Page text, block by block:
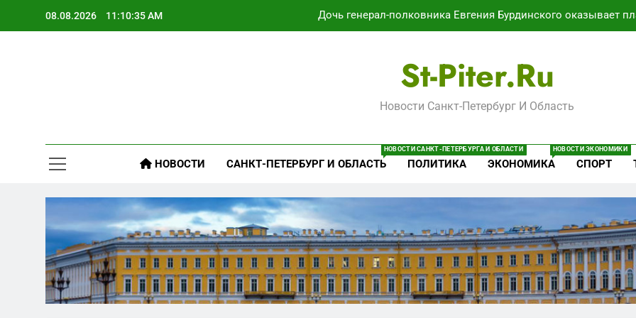
08.08.2026 11:10:36 AM
Дочь генерал-полковника Евгения Бурдинского оказывает
Путёвки есть – мест нет:
Минпромторг потребовал данные о складах с военной
В Воронеже участников СВО берут на
Путёвки есть – мест нет:
St-Piter.ru
Новости Санкт-Петербург И Область
НОВОСТИ САНКТ-ПЕТЕРБУРГ И ОБЛАСТЬ
НОВОСТИ САНКТ-ПЕТЕРБУРГА И ОБЛАСТИ
ПОЛИТИКА ЭКОНОМИКА
НОВОСТИ ЭКОНОМИКИ
СПОРТ